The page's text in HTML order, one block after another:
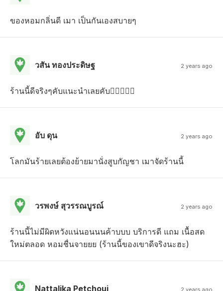
ของหอมกลิ่นดี เมา เป็นกันเองสบายๆ
วสัน ทองประดิษฐ 2 years ago
ร้านนี้ดีจริงๆคับแนะนำเลยคับ😵‍💫😵‍💫🥰
อับ ดุน 2 years ago
โลกมันร้ายเลยต้องย้ายมานั่งสูบกัญชา เมาจัดร้านนี้้
วรพงษ์ สุวรรณบูรณ์ 2 years ago
ร้านนี้ไม่มีผิดหวังแน่นอนนนค้าบบบ บริการดี แถม เนื้อสด
ใหม่ตลอด หอมชื่นจายยย (ร้านนี้ของเขาดีจริงนะฮะ)
Nattalika Petchoui 2 years ago